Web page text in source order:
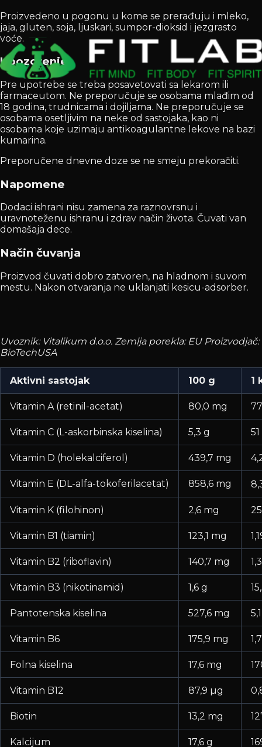
Proizvedeno u pogonu u kome se prerađuju i mleko,
jaja, gluten, soja, ljuskari, sumpor-dioksid i jezgrasto
voće.
Upozorenje
Pre upotrebe se treba posavetovati sa lekarom ili
farmaceutom. Ne preporučuje se osobama mlađim od
18 godina, trudnicama i dojiljama. Ne preporučuje se
osobama osetljivim na neke od sastojaka, kao ni
osobama koje uzimaju antikoagulantne lekove na bazi
kumarina.
Preporučene dnevne doze se ne smeju prekoračiti.
Napomene
Dodaci ishrani nisu zamena za raznovrsnu i
uravnoteženu ishranu i zdrav način života. Čuvati van
domašaja dece.
Način čuvanja
Proizvod čuvati dobro zatvoren, na hladnom i suvom
mestu. Nakon otvaranja ne uklanjati kesicu-adsorber.
Uvoznik: Vitalikum d.o.o. Zemlja porekla: EU Proizvodjač:
BioTechUSA
Aktivni sastojak 100 g 1
Vitamin A (retinil-acetat) 80,0 mg
Vitamin C (L-askorbinska kiselina) 5,3 g
Vitamin D (holekalciferol) 439,7 mg
Vitamin E (DL-alfa-tokoferilacetat) 858,6 mg
Vitamin K (filohinon) 2,6 mg
Vitamin B1 (tiamin) 123,1 mg
Vitamin B2 (riboflavin) 140,7 mg
Vitamin B3 (nikotinamid) 1,6 g
Pantotenska kiselina 527,6 mg
Vitamin B6 175,9 mg
Folna kiselina 17,6 mg
Vitamin B12 87,9 µg
Biotin 13,2 mg
Kalcijum 17,6 g